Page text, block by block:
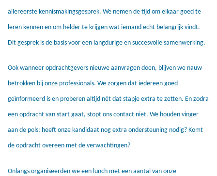
allereerste kennismakingsgesprek. We nemen de tijd om elkaar goed te
leren kennen en om helder te krijgen wat iemand echt belangrijk vindt.
Dit gesprek is de basis voor een langdurige en succesvolle samenwerking.
Ook wanneer opdrachtgevers nieuwe aanvragen doen, blijven we nauw
betrokken bij onze professionals. We zorgen dat iedereen goed
geïnformeerd is en proberen altijd nét dat stapje extra te zetten. En zodra
een opdracht van start gaat, stopt ons contact niet. We houden vinger
aan de pols: heeft onze kandidaat nog extra ondersteuning nodig? Komt
de opdracht overeen met de verwachtingen?
Onlangs organiseerden we een lunch met een aantal van onze